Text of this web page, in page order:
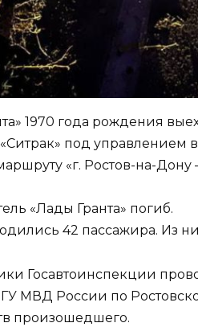
1970 года рождения
под управлением
«г. Ростов-на-Дону
«Лады Гранта» погиб.
42 пассажира. Из
Госавтоинспекции
МВД России по
произошедшего.